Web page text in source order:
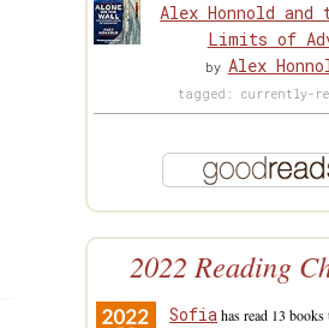
Alex Honnold
Limits of
by Alex
tagged: currently-
2022 Reading
Sofiahas read 13